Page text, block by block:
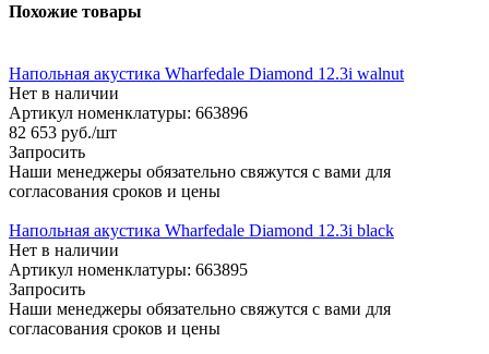
Похожие товары
Напольная акустика Wharfedale Diamond 12.3i walnut
Нет в наличии
Артикул номенклатуры: 663896
82 653 руб./шт
Запросить
Наши менеджеры обязательно свяжутся с вами для
согласования сроков и цены
Напольная акустика Wharfedale Diamond 12.3i black
Нет в наличии
Артикул номенклатуры: 663895
Запросить
Наши менеджеры обязательно свяжутся с вами для
согласования сроков и цены